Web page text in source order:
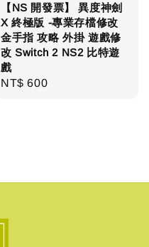
【NS 開發票】 異度神劍
X 終極版 -專業存檔修改
金手指 攻略 外掛 遊戲修
改 Switch 2 NS2 比特遊
戲
Regular
NT$ 600